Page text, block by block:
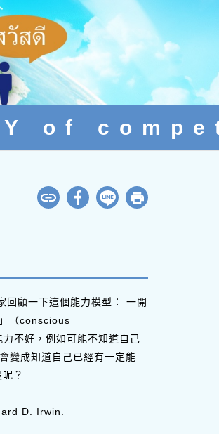
of
顧一下這個能力模型： 一開
（conscious
不好，例如可能不知道自己
變成知道自己已經有一定能
？
D. Irwin.